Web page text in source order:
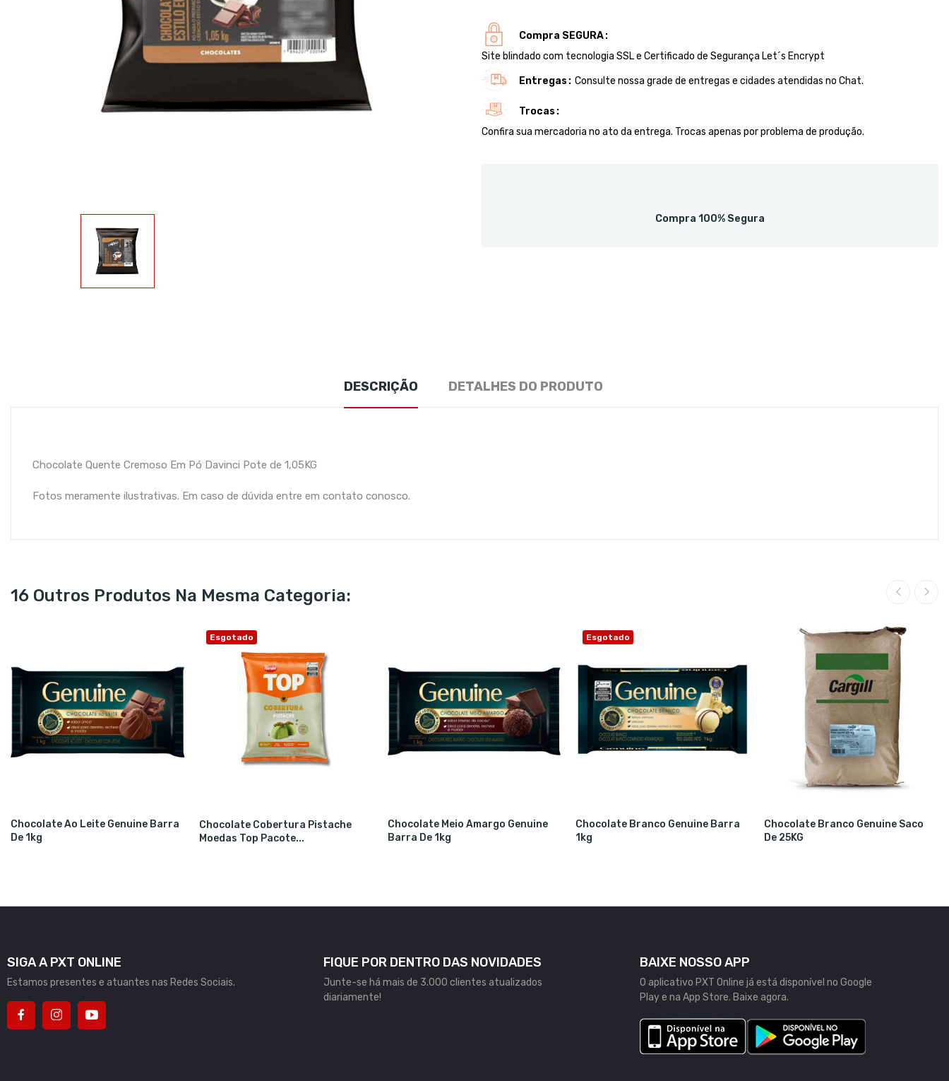
Compra SEGURA
Site blindado com tecnologia SSL e Certificado de Segurança Let´s Encrypt
Entregas Consulte nossa grade de entregas e cidades atendidas no Chat.
Trocas
Confira sua mercadoria no ato da entrega. Trocas apenas por problema de produção.
Compra 100% Segura
DESCRIÇÃO DETALHES DO PRODUTO
Chocolate Quente Cremoso Em Pó Davinci Pote de 1,05KG
Fotos meramente ilustrativas. Em caso de dúvida entre em contato conosco.
16 Outros Produtos Na Mesma Categoria:
Chocolate Ao Leite Genuine Barra
De 1kg
Esgotado
Chocolate Cobertura Pistache
Moedas Top Pacote...
Chocolate Meio Amargo Genuine
Barra De 1kg
Esgotado
Chocolate Branco Genuine Barra
1kg
Chocolate Branco Genuine Saco
De 25KG
SIGA A PXT ONLINE
Estamos presentes e atuantes nas Redes Sociais.
FIQUE POR DENTRO DAS NOVIDADES
Junte-se há mais de 3.000 clientes atualizados
diariamente!
BAIXE NOSSO APP
O aplicativo PXT Online já está disponível no Google
Play e na App Store. Baixe agora.